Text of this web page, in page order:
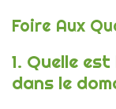
Foire Aux
1. Quelle
dans le